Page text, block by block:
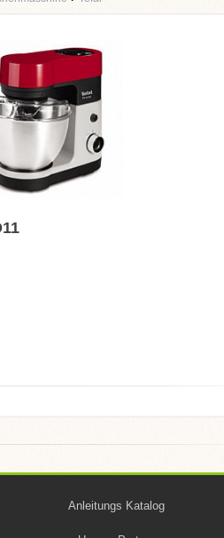
Anleitungs Katalog